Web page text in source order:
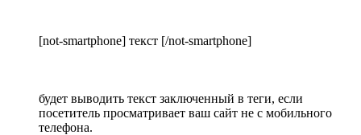
[not-smartphone] текст [/not-smartphone]
будет выводить текст заключенный в теги, если
посетитель просматривает ваш сайт не с мобильного
телефона.